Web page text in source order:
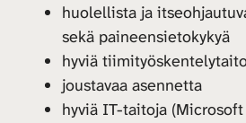
huolellista ja
sekä paineensietokykyä
hyviä
joustavaa asennetta
hyviä IT-taitoja